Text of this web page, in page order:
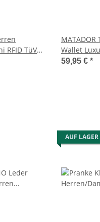
RFID TüV
MATADOR
Wallet
Klein RFID
59,95 € *
AUF LAGER